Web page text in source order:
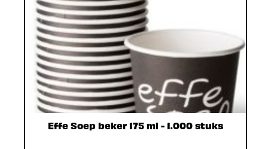
Effe Soep beker 175 ml - 1.000 stuks